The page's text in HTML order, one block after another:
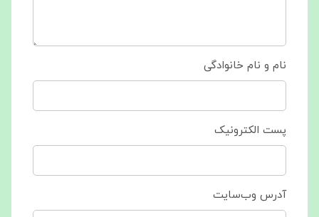
نام و نام خانوادگی
پست الکترونیک
آدرس وب‌سایت